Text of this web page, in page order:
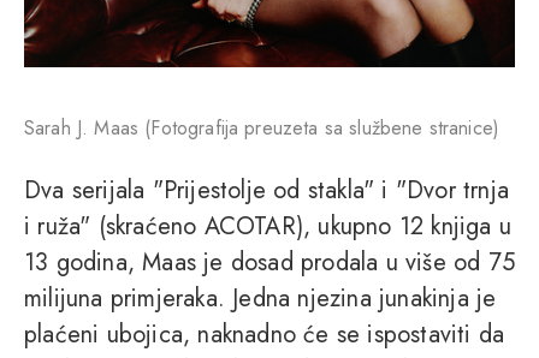
Sarah J. Maas (Fotografija preuzeta sa službene stranice)
Dva serijala "Prijestolje od stakla" i "Dvor trnja
i ruža" (skraćeno ACOTAR), ukupno 12 knjiga u
13 godina, Maas je dosad prodala u više od 75
milijuna primjeraka. Jedna njezina junakinja je
plaćeni ubojica, naknadno će se ispostaviti da